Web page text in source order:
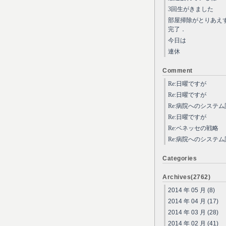
3回生がきました
部屋掃除がとりあえ
完了．
今日は
連休
Comment
Re:日曜ですが
Re:日曜ですが
Re:病院へのシステム
Re:日曜ですが
Re:ベネッセの戦略
Re:病院へのシステム
Categories
Archives(2762)
2014 年 05 月 (8)
2014 年 04 月 (17)
2014 年 03 月 (28)
2014 年 02 月 (41)